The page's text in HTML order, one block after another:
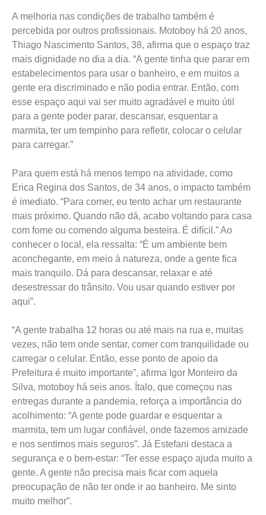
A melhoria nas condições de trabalho também é
percebida por outros profissionais. Motoboy há 20 anos,
Thiago Nascimento Santos, 38, afirma que o espaço traz
mais dignidade no dia a dia. “A gente tinha que parar em
estabelecimentos para usar o banheiro, e em muitos a
gente era discriminado e não podia entrar. Então, com
esse espaço aqui vai ser muito agradável e muito útil
para a gente poder parar, descansar, esquentar a
marmita, ter um tempinho para refletir, colocar o celular
para carregar.”
Para quem está há menos tempo na atividade, como
Erica Regina dos Santos, de 34 anos, o impacto também
é imediato. “Para comer, eu tento achar um restaurante
mais próximo. Quando não dá, acabo voltando para casa
com fome ou comendo alguma besteira. É difícil.” Ao
conhecer o local, ela ressalta: “É um ambiente bem
aconchegante, em meio à natureza, onde a gente fica
mais tranquilo. Dá para descansar, relaxar e até
desestressar do trânsito. Vou usar quando estiver por
aqui”.
“A gente trabalha 12 horas ou até mais na rua e, muitas
vezes, não tem onde sentar, comer com tranquilidade ou
carregar o celular. Então, esse ponto de apoio da
Prefeitura é muito importante”, afirma Igor Monteiro da
Silva, motoboy há seis anos. Ítalo, que começou nas
entregas durante a pandemia, reforça a importância do
acolhimento: “A gente pode guardar e esquentar a
marmita, tem um lugar confiável, onde fazemos amizade
e nos sentimos mais seguros”. Já Estefani destaca a
segurança e o bem-estar: “Ter esse espaço ajuda muito a
gente. A gente não precisa mais ficar com aquela
preocupação de não ter onde ir ao banheiro. Me sinto
muito melhor”.